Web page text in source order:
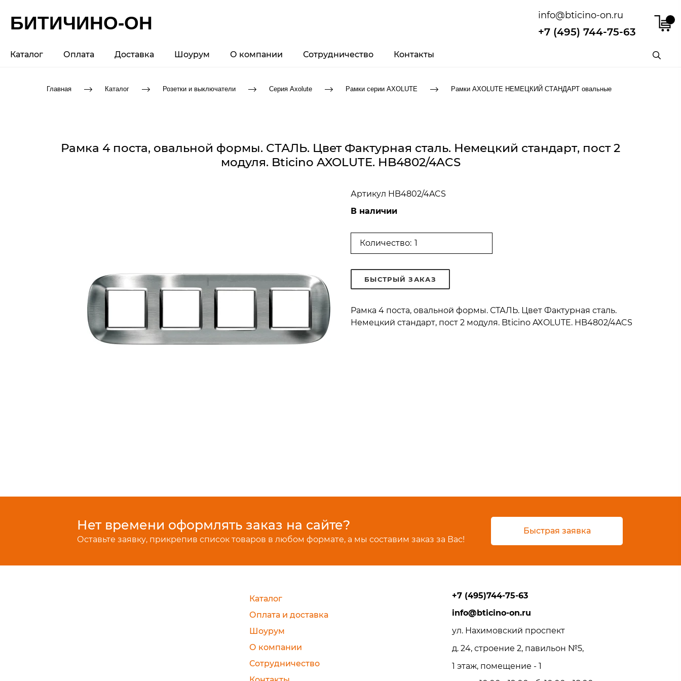
БИТИЧИНО-ОН info@bticino-on.ru
+7 (495) 744-75-63
Каталог Оплата Доставка Шоурум О компании Сотрудничество Контакты
Главная Каталог Розетки и выключатели Серия Axolute Рамки серии AXOLUTE Рамки AXOLUTE НЕМЕЦКИЙ СТАНДАРТ овальные
Рамка 4 поста, овальной формы. СТАЛЬ. Цвет Фактурная сталь. Немецкий стандарт, пост 2
модуля. Bticino AXOLUTE. HB4802/4ACS
Артикул HB4802/4ACS
В наличии
Количество:
БЫСТРЫЙ ЗАКАЗ
Рамка 4 поста, овальной формы. СТАЛЬ. Цвет Фактурная сталь.
Немецкий стандарт, пост 2 модуля. Bticino AXOLUTE. HB4802/4ACS
Нет времени оформлять заказ на сайте?
Оставьте заявку, прикрепив список товаров в любом формате, а мы составим заказ за Вас!
Быстрая заявка
Каталог
Оплата и доставка
Шоурум
О компании
Сотрудничество
+7 (495)744-75-63
info@bticino-on.ru
ул. Нахимовский проспект
д. 24, строение 2, павильон №5,
1 этаж, помещение - 1